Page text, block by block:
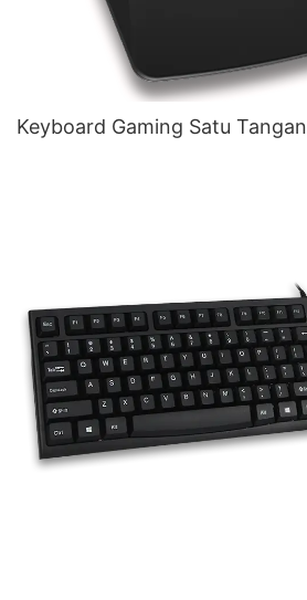
Keyboard Gaming Satu Tangan